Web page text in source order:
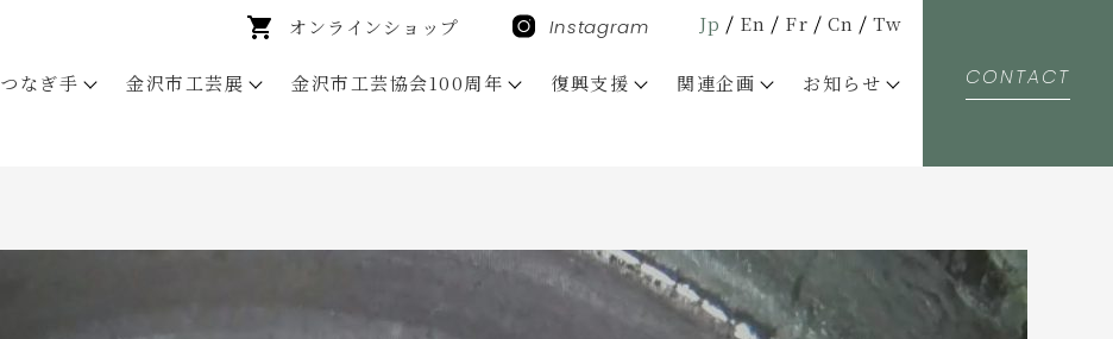
Jp En Fr Cn Tw
Instagram
オンラインショップ
CONTACT
つなぎ手 金沢市工芸展 金沢市工芸協会100周年 復興支援 関連企画 お知らせ